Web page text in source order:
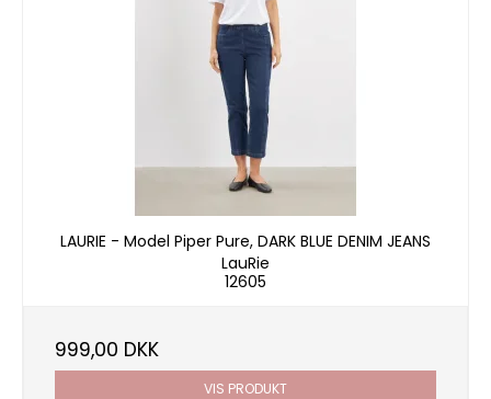
LAURIE - Model Piper Pure, DARK BLUE DENIM JEANS
LauRie
12605
999,00 DKK
VIS PRODUKT